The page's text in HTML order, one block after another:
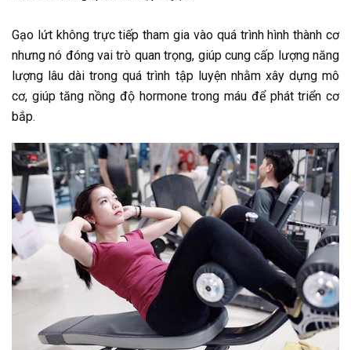
Gạo lứt không trực tiếp tham gia vào quá trình hình thành cơ
nhưng nó đóng vai trò quan trọng, giúp cung cấp lượng năng
lượng lâu dài trong quá trình tập luyện nhằm xây dựng mô
cơ, giúp tăng nồng độ hormone trong máu để phát triển cơ
bắp.